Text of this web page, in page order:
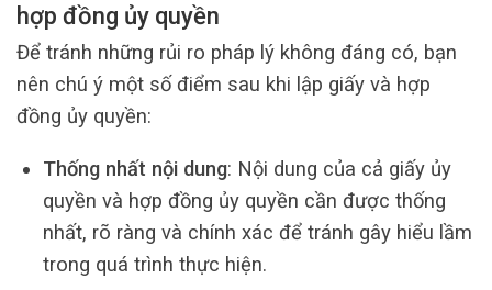
hợp đồng ủy quyền
Để tránh những rủi ro pháp lý không đáng có, bạn
nên chú ý một số điểm sau khi lập giấy và hợp
đồng ủy quyền:
Thống nhất nội dung: Nội dung của cả giấy ủy
quyền và hợp đồng ủy quyền cần được thống
nhất, rõ ràng và chính xác để tránh gây hiểu lầm
trong quá trình thực hiện.